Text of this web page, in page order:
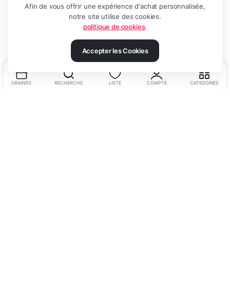
Afin de vous offrir une expérience d'achat personnalisée,
notre site utilise des cookies.
politique de cookies.
Accepter les Cookies
GRAINES RECHERCHE LISTE COMPTE CATEGORIES